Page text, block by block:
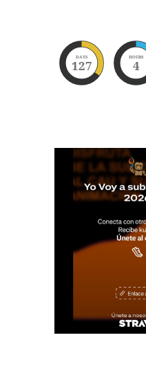
DAYS
127
HOURS
4